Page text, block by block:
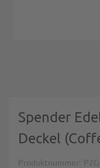
Spender
Deckel
Produktnummer